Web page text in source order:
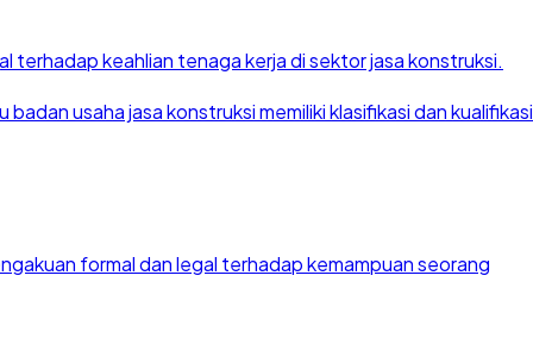
keahlian tenaga kerja di sektor jasa konstruksi.
usaha jasa konstruksi memiliki klasifikasi dan kualifikasi
formal dan legal terhadap kemampuan seorang